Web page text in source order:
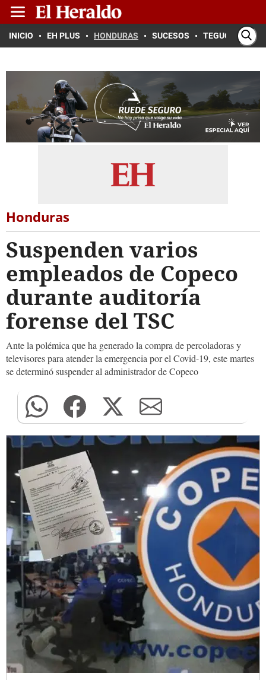
INICIO EH PLUS HONDURAS SUCESOS TEGUCIGALPA
Honduras
Suspenden varios
empleados de Copeco
durante auditoría
forense del TSC
Ante la polémica que ha generado la compra de percoladoras y
televisores para atender la emergencia por el Covid-19, este martes
se determinó suspender al administrador de Copeco